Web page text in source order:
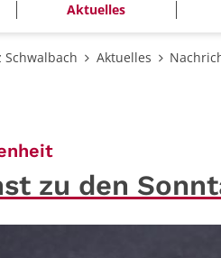
Aktuelles
Schwalbach Aktuelles
:
zu den